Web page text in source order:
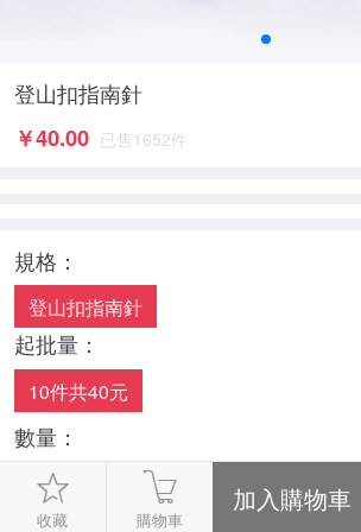
登山扣指南針
￥40.00 已售 1652件
規格：
登山扣指南針
起批量：
10件共40元
數量：
-
+
收藏 購物車